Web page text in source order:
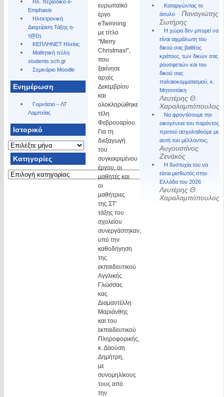
Ηλ. περιοδικό e-
Emphasis
Ηλεκτρονική
Διαχείριση Τάξης η-
τ@ξη
ΚΕΠΛΗΝΕΤ Ηλείας
Μαθητική πύλη
students.sch.gr
Σεμινάριο Moodle
Ενημέρωση
Γυμνάσιο – ΛΤ
Λαμπείας
Ιστορικό
Ιστορικό
Kατηγορίες
Kατηγορίες
Καταργώντας το
άσυλο
Παναγιώτης
Σωτήρης
Η χώρα δεν μπορεί να
είναι αιχμάλωτη του
δικού σας βαθέος
κράτους, των δικών σας
ρουσφετιών και του
δικού σας
παλαιοκομματισμού, κ.
Μητσοτάκη
Λευτέρης Θ.
Χαραλαμπόπουλος
Να φροντίσουμε την
οικογένεια του παρόντος
προτού ασχοληθούμε με
αυτή του μέλλοντος;
Αυγουστίνος
Ζενάκος
Η δυστυχία του να
είσαι μισθωτός στην
Ελλάδα του 2026
Λευτέρης Θ.
Χαραλαμπόπουλος
ευρωπαϊκό
έργο
eTwinning
με τίτλο
“Merry
Christmas!”,
που
ξεκίνησε
αρχές
Δεκεμβρίου
και
ολοκληρώθηκε
τέλη
Φεβρουαρίου.
Για τη
διεξαγωγή
του
συγκεκριμένου
έργου, οι
μαθητές και
οι
μαθήτριες
της ΣΤ’
τάξης του
σχολείου
συνεργάστηκαν,
υπό την
καθοδήγηση
της
εκπαιδευτικού
Αγγλικής
Γλώσσας
κας
Διαμαντέλλη
Μαριάνθης
και του
εκπαιδευτικού
Πληροφορικής,
κ. Δαούση
Δημήτρη,
με
συνομηλίκους
τους από
την